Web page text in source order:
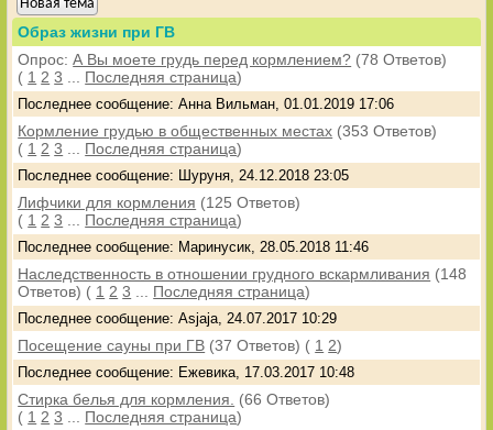
Новая тема
Образ жизни при ГВ
Опрос:А Вы моете грудь перед кормлением? (78 Ответов)
( 1 2 3 Последняя страница)
Последнее сообщение: Анна Вильман, 01.01.2019 17:06
Кормление грудью в общественных местах (353 Ответов)
( 1 2 3 Последняя страница)
Последнее сообщение: Шуруня, 24.12.2018 23:05
Лифчики для кормления (125 Ответов)
( 1 2 3 Последняя страница)
Последнее сообщение: Маринусик, 28.05.2018 11:46
Наследственность в отношении грудного вскармливания (148
Ответов) ( 1 2 3 Последняя страница)
Последнее сообщение: Asjaja, 24.07.2017 10:29
Посещение сауны при ГВ (37 Ответов) ( 1 2)
Последнее сообщение: Ежевика, 17.03.2017 10:48
Стирка белья для кормления.
(66 Ответов)
( 1 2 3 Последняя страница)